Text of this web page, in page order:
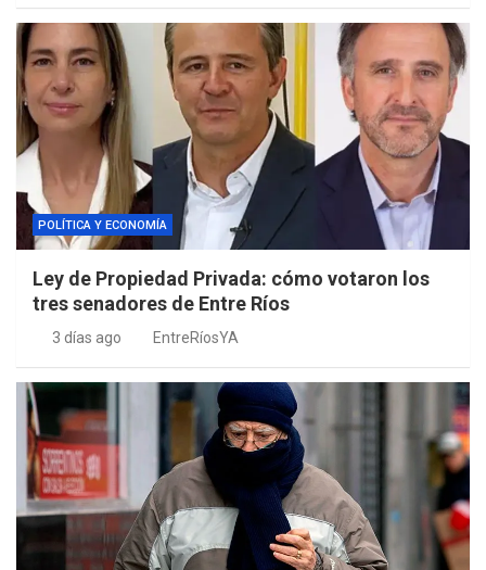
POLÍTICA Y ECONOMÍA
Ley de Propiedad Privada: cómo votaron los
tres senadores de Entre Ríos
3 días ago EntreRíosYA